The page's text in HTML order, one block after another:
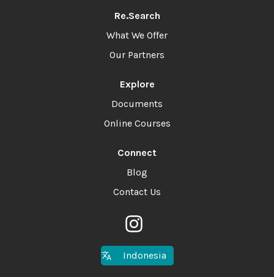
Re.Search
What We Offer
Our Partners
Explore
Documents
Online Courses
Connect
Blog
Contact Us
Indonesia